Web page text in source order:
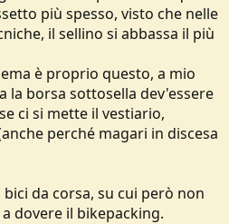
più spesso, visto che nelle
il sellino si abbassa il più
è proprio questo, a mio
la borsa sottosella dev'essere
ci si mette il vestiario,
perché magari in discesa
da corsa, su cui però non
dovere il bikepacking.